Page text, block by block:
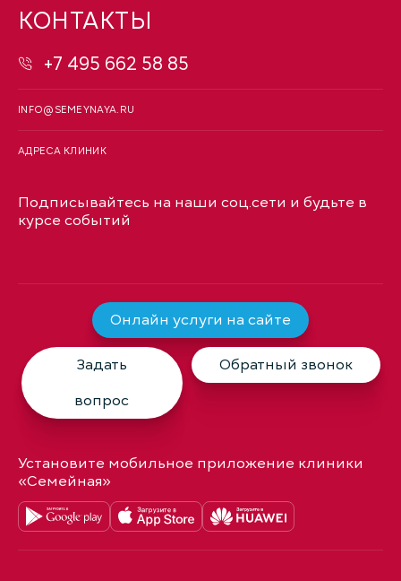
КОНТАКТЫ
+7 495 662 58 85
INFO@SEMEYNAYA.RU
АДРЕСА КЛИНИК
Подписывайтесь на наши соц.сети и будьте в
курсе событий
Онлайн услуги на сайте
Задать
вопрос
Обратный звонок
Установите мобильное приложение клиники
«Семейная»